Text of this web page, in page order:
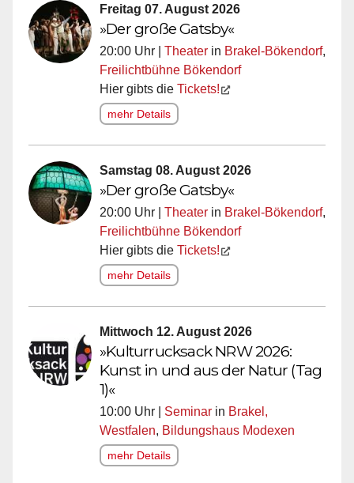
Freitag 07. August 2026
»Der große Gatsby«
20:00 Uhr | Theater in Brakel-Bökendorf,
Freilichtbühne Bökendorf
Hier gibts die Tickets!
mehr Details
Samstag 08. August 2026
»Der große Gatsby«
20:00 Uhr | Theater in Brakel-Bökendorf,
Freilichtbühne Bökendorf
Hier gibts die Tickets!
mehr Details
Mittwoch 12. August 2026
»Kulturrucksack NRW 2026:
Kunst in und aus der Natur (Tag
1)«
10:00 Uhr | Seminar in Brakel,
Westfalen, Bildungshaus Modexen
mehr Details